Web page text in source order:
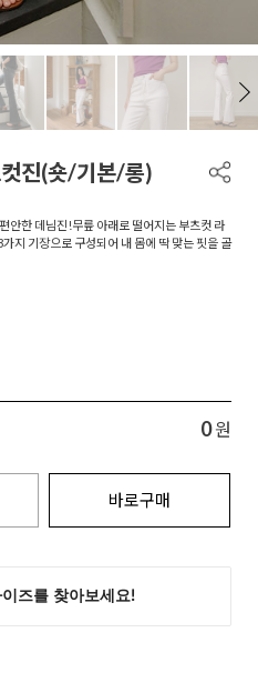
진(숏/기본/롱)
안한 데님진!무릎 아래로 떨어지는 부츠컷 라
지 기장으로 구성되어 내 몸에 딱 맞는 핏을 골
0 원
바로구매